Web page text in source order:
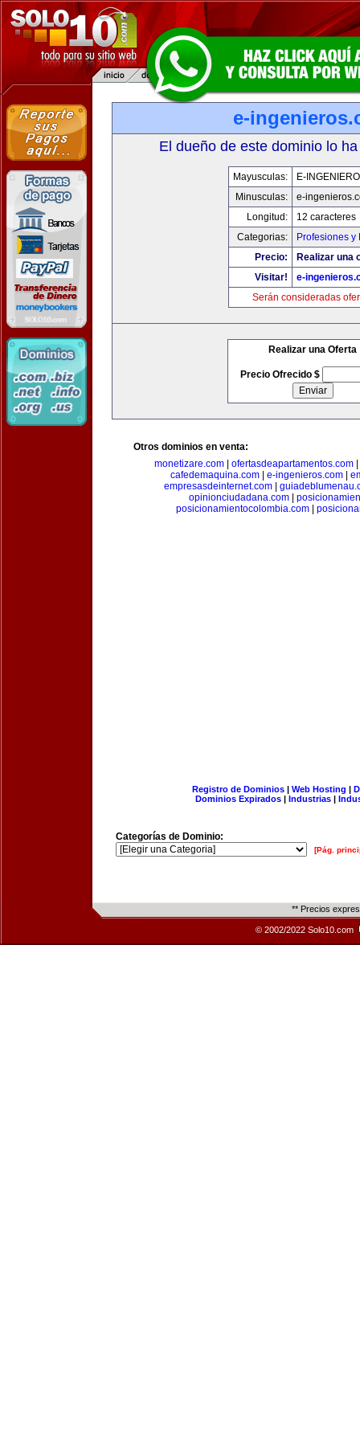
e-
El dueño de este dominio lo
Mayusculas:
E-
Minusculas:
e-
Longitud:
12 caracteres
Categorias:
Profesiones y
Precio:
Realizar una
Visitar!
e-
Serán consideradas
Realizar una Oferta
Precio Ofrecido $
Otros dominios en venta:
monetizare.com
ofertasdeapartamentos.com
cafedemaquina.com
e-ingenieros.com
empresasdeinternet.com|
opinionciudadana.com
posicionamientocolombia.com|
Registro de Dominios| Web Hosting |
Dominios Expirados | Industrias |
Categorías de Dominio:
[Pág.
** Precios
© 2002/2022 Solo10.com